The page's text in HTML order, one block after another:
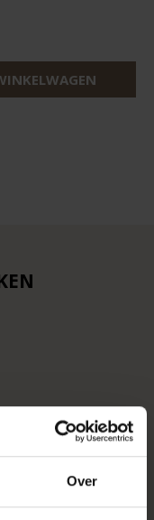
Over